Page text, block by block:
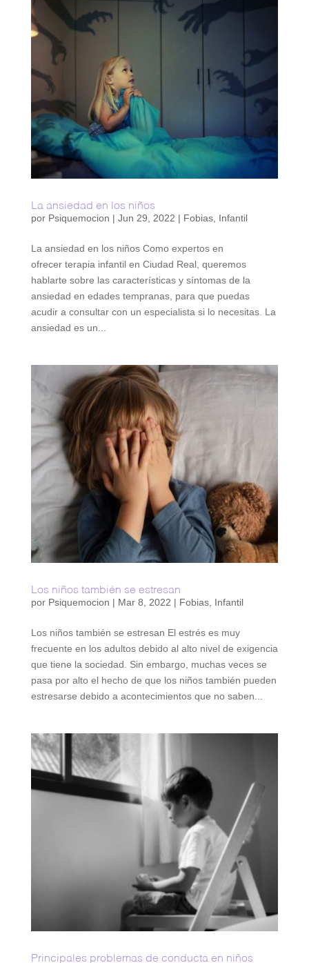
La ansiedad en los niños
por Psiquemocion | Jun 29, 2022 | Fobias, Infantil
La ansiedad en los niños Como expertos en
ofrecer terapia infantil en Ciudad Real, queremos
hablarte sobre las características y síntomas de la
ansiedad en edades tempranas, para que puedas
acudir a consultar con un especialista si lo necesitas. La
ansiedad es un...
Los niños también se estresan
por Psiquemocion | Mar 8, 2022 | Fobias, Infantil
Los niños también se estresan El estrés es muy
frecuente en los adultos debido al alto nivel de exigencia
que tiene la sociedad. Sin embargo, muchas veces se
pasa por alto el hecho de que los niños también pueden
estresarse debido a acontecimientos que no saben...
Principales problemas de conducta en niños